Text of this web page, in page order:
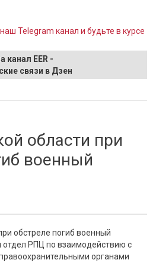
Telegram канал и будьте в курсе
канал EER -
связи в Дзен
области при
военный
обстреле погиб военный
РПЦ по взаимодействию с
органами